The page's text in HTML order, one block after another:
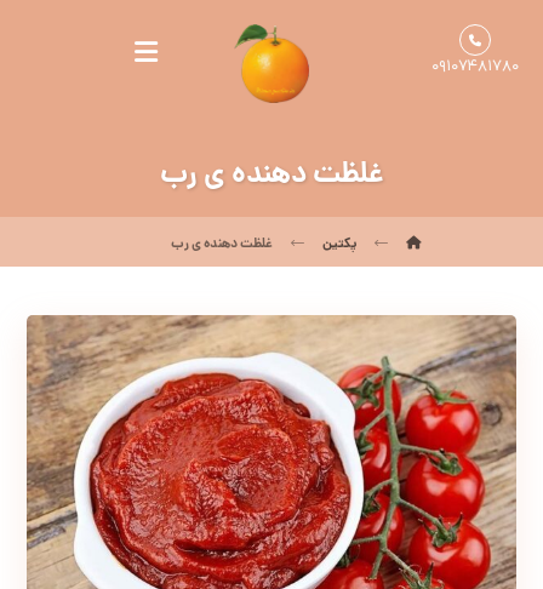
۰۹۱۰۷۴۸۱۷۸۰
غلظت دهنده ی رب
پکتین غلظت دهنده ی رب